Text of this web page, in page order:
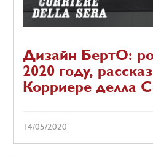
Дизайн БертО:
2020 году,
Корриере делла
14/05/2020